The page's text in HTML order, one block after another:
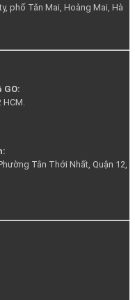
phố Tân Mai, Hoàng Mai, Hà
Tân Thới Nhất, Quận 12,